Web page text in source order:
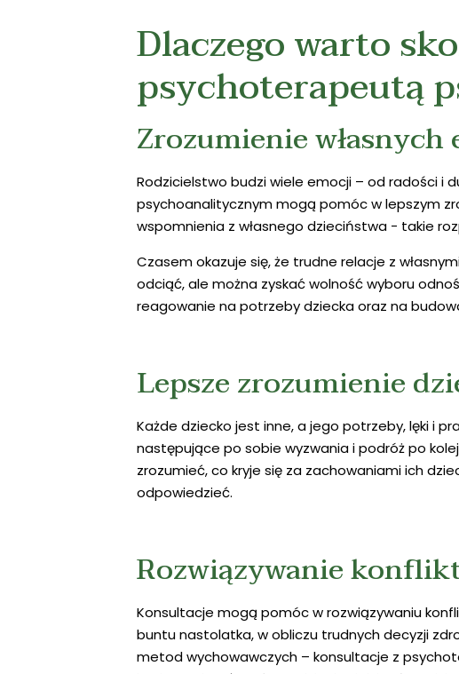
Dlaczego warto
psychoterapeutą
Zrozumienie własnych
Rodzicielstwo budzi wiele emocji – od radości i
psychoanalitycznym mogą pomóc w lepszym
wspomnienia z własnego dzieciństwa - takie
Czasem okazuje się, że trudne relacje z
odciąć, ale można zyskać wolność wyboru
reagowanie na potrzeby dziecka oraz na
Lepsze zrozumienie
Każde dziecko jest inne, a jego potrzeby, lęki i
następujące po sobie wyzwania i podróż po
zrozumieć, co kryje się za zachowaniami ich
odpowiedzieć.
Rozwiązywanie
Konsultacje mogą pomóc w rozwiązywaniu
buntu nastolatka, w obliczu trudnych decyzji
metod wychowawczych – konsultacje z